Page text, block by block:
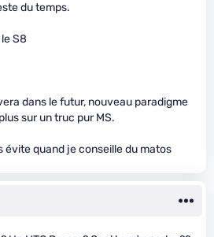
du temps.
S8
dans le futur, nouveau paradigme
sur un truc pur MS.
évite quand je conseille du matos